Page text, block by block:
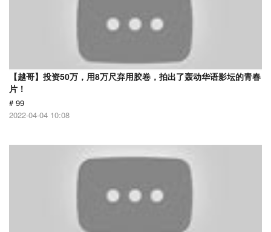
【越哥】投资50万，用8万尺弃用胶卷，拍出了轰动华语影坛的青春
片！
# 99
2022-04-04 10:08